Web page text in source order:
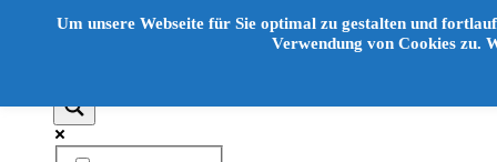
Um unsere Webseite für Sie optimal zu gestalten und
Verwendung von Cookies zu.